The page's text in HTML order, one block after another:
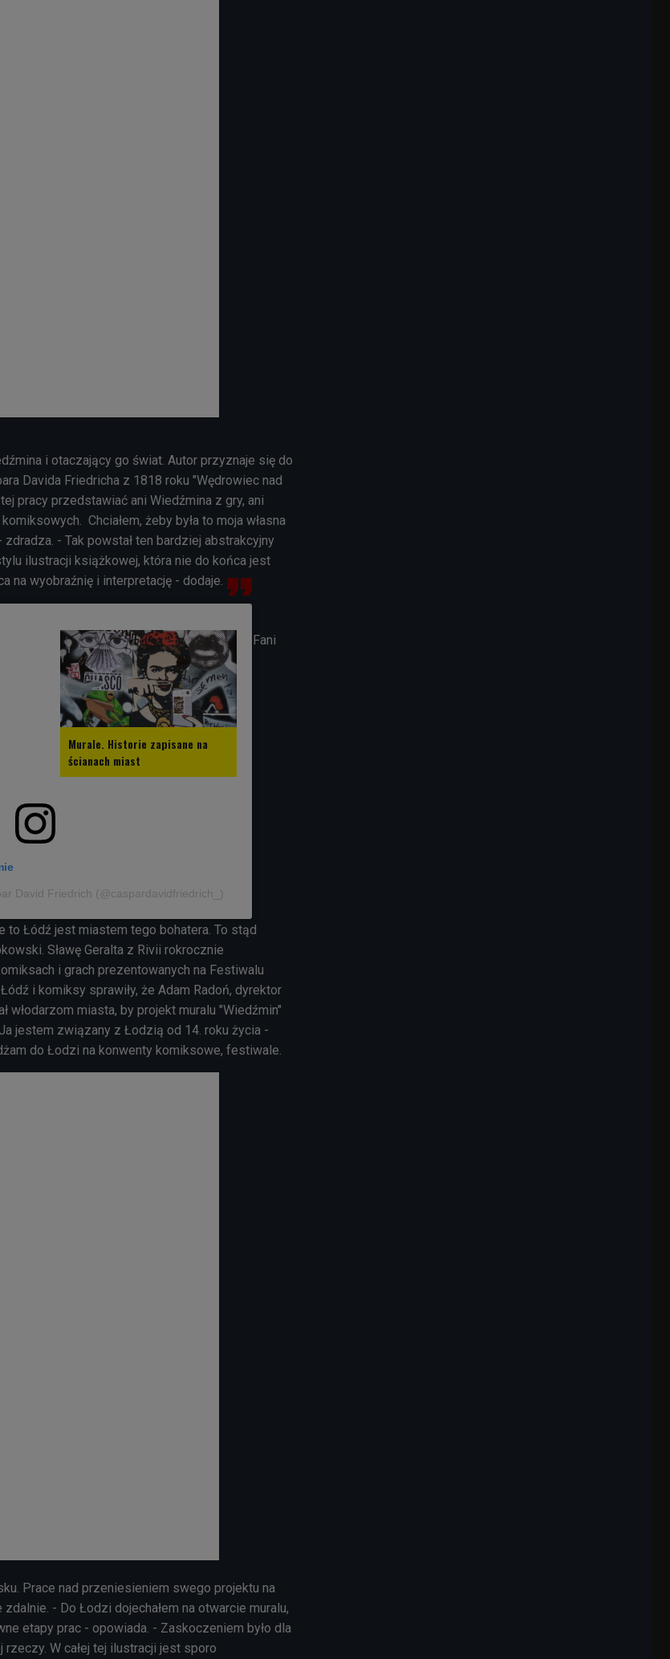
i otaczający go świat. Autor przyznaje się do
Davida Friedricha z 1818 roku "Wędrowiec nad
pracy przedstawiać ani Wiedźmina z gry, ani
Chciałem, żeby była to moja własna
- Tak powstał ten bardziej abstrakcyjny
ilustracji książkowej, która nie do końca jest
na wyobraźnię i interpretację - dodaje.
David Friedrich (@caspardavidfriedrich_)
Murale. Historie zapisane na
ścianach miast
Fani
to Łódź jest miastem tego bohatera. To stąd
Sławę Geralta z Rivii rokrocznie
i grach prezentowanych na Festiwalu
i komiksy sprawiły, że Adam Radoń, dyrektor
włodarzom miasta, by projekt muralu "Wiedźmin"
jestem związany z Łodzią od 14. roku życia -
do Łodzi na konwenty komiksowe, festiwale.
Prace nad przeniesieniem swego projektu na
- Do Łodzi dojechałem na otwarcie muralu,
etapy prac - opowiada. - Zaskoczeniem było dla
W całej tej ilustracji jest sporo